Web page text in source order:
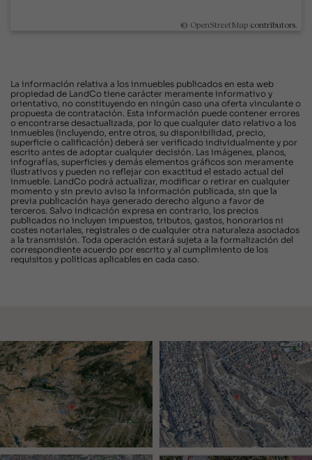
© OpenStreetMap contributors.
La información relativa a los inmuebles publicados en esta web
propiedad de LandCo tiene carácter meramente informativo y
orientativo, no constituyendo en ningún caso una oferta vinculante o
propuesta de contratación. Esta información puede contener errores
o encontrarse desactualizada, por lo que cualquier dato relativo a los
inmuebles (incluyendo, entre otros, su disponibilidad, precio,
superficie o calificación) deberá ser verificado individualmente y por
escrito antes de adoptar cualquier decisión. Las imágenes, planos,
infografías, superficies y demás elementos gráficos son meramente
ilustrativos y pueden no reflejar con exactitud el estado actual del
inmueble. LandCo podrá actualizar, modificar o retirar en cualquier
momento y sin previo aviso la información publicada, sin que la
previa publicación haya generado derecho alguno a favor de
terceros. Salvo indicación expresa en contrario, los precios
publicados no incluyen impuestos, tributos, gastos, honorarios ni
costes notariales, registrales o de cualquier otra naturaleza asociados
a la transmisión. Toda operación estará sujeta a la formalización del
correspondiente acuerdo por escrito y al cumplimiento de los
requisitos y políticas aplicables en cada caso.